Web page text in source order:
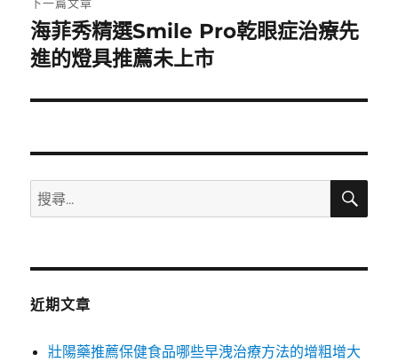
下
一
文
海菲秀精選Smile Pro乾眼症治療先
進的燈具推薦未上市
搜
尋
鍵
搜
近期文章
壯陽藥推薦保健食品哪些早洩治療方法的增粗增大